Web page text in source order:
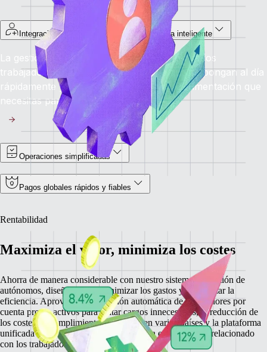
Integración de trabajadores por cuenta propia inteligente
La gestión automatizada de la integración de los
trabajadores por cuenta propia hace que se pongan al día
rápidamente y te proporciona toda la documentación que
necesitas para ponerte en marcha.
Operaciones simplificadas
Pagos globales rápidos y fiables
Rentabilidad
Maximiza el valor, minimiza los costes
Ahorra de manera considerable con nuestro sistema de gestión de
autónomos, diseñado para minimizar los gastos y maximizar la
eficiencia. Aprovecha la detección automática de trabajadores por
cuenta propia activos para evitar cargos innecesarios, la reducción de
los costes de cumplimiento normativo en varios países y la plataforma
unificada desde la que gestionar de forma eficaz todo lo relacionado
con los trabajadores por cuenta propia.